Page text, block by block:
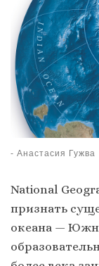
- Анастасия Гужва
National
признать
океана —